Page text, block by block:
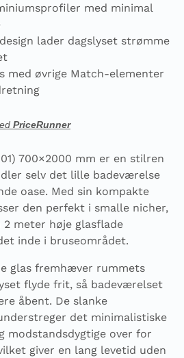
med minimal
lader dagslyset strømme
med øvrige Match-elementer
PriceRunner
700×2000 mm er en stilren
selv det lille badeværelse
oase. Med sin kompakte
den perfekt i smalle nicher,
meter høje glasflade
inde i bruseområdet.
glas fremhæver rummets
flyde frit, så badeværelset
åbent. De slanke
det minimalistiske
modstandsdygtige over for
giver en lang levetid uden